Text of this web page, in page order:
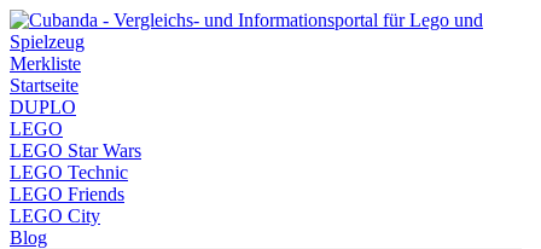
Merkliste
Startseite
DUPLO
LEGO
LEGO Star Wars
LEGO Technic
LEGO Friends
LEGO City
Blog